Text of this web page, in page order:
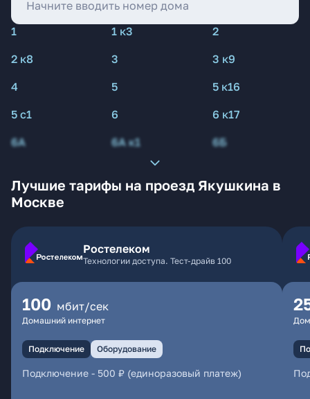
1 1 к3
2
2 к8
3
3 к9
4
5
5 к16
5 с1
6
6 к17
6А
6А к1 6Б
Лучшие тарифы на проезд Якушкина в
Москве
Ростелеком
Технологии доступа. Тест-драйв 100
100 мбит/сек
Домашний интернет
Подключение Оборудование
Подключение - 500 ₽ (единоразовый платеж)